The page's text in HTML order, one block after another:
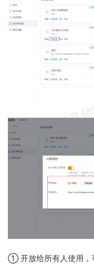
① 开放给所有人使用，